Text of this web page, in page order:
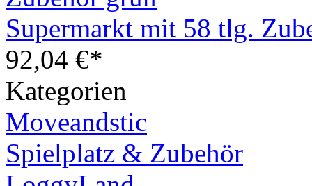
Supermarkt mit 58 tlg.
92,04 €*
Kategorien
Moveandstic
Spielplatz & Zubehör